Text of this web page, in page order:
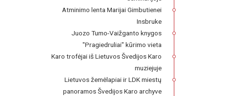
Atminimo lenta Marijai Gimbutienei
Insbruke
Juozo Tumo-Vaižganto knygos
"Pragiedruliai" kūrimo vieta
Karo trofėjai iš Lietuvos Švedijos Karo
muziejuje
Lietuvos žemėlapiai ir LDK miestų
panoramos Švedijos Karo archyve